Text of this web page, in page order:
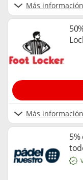
Más información
Más información